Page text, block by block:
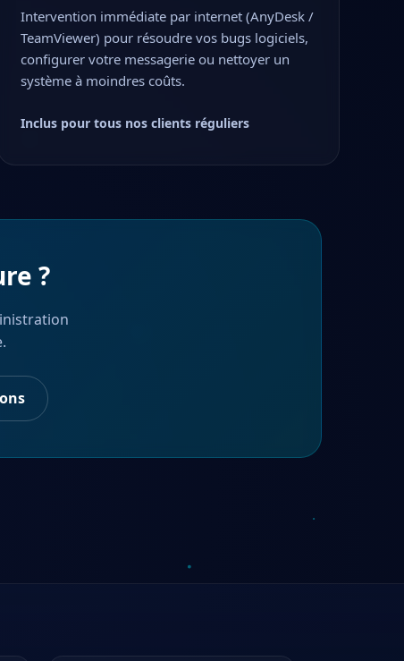
Intervention immédiate par internet (AnyDesk /
TeamViewer) pour résoudre vos bugs logiciels,
configurer votre messagerie ou nettoyer un
système à moindres coûts.
Inclus pour tous nos clients réguliers
?